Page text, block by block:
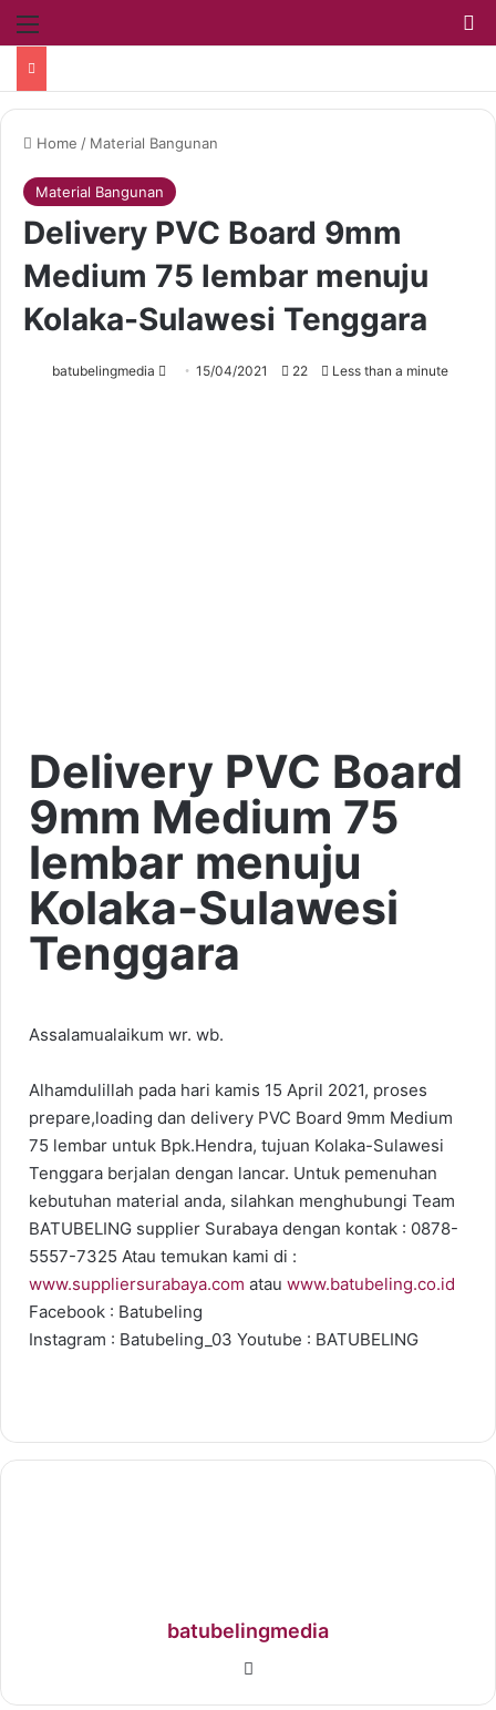
Home / Material Bangunan
Material Bangunan
Delivery PVC Board 9mm
Medium 75 lembar menuju
Kolaka-Sulawesi Tenggara
batubelingmedia 15/04/2021 22 Less than a minute
Delivery PVC Board
9mm Medium 75
lembar menuju
Kolaka-Sulawesi
Tenggara
Assalamualaikum wr. wb.
Alhamdulillah pada hari kamis 15 April 2021, proses
prepare,loading dan delivery PVC Board 9mm Medium
75 lembar untuk Bpk.Hendra, tujuan Kolaka-Sulawesi
Tenggara berjalan dengan lancar. Untuk pemenuhan
kebutuhan material anda, silahkan menghubungi Team
BATUBELING supplier Surabaya dengan kontak : 0878-
5557-7325 Atau temukan kami di :
www.suppliersurabaya.com atau www.batubeling.co.id
Facebook : Batubeling
Instagram : Batubeling_03 Youtube : BATUBELING
batubelingmedia